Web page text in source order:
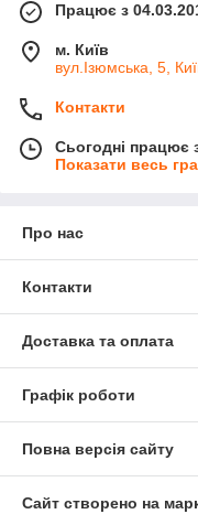
Працює з
м. Київ
вул.Ізюмська, 5,
Контакти
Сьогодні працює
Показати весь
Про нас
Контакти
Доставка та оплата
Графік роботи
Повна версія сайту
Сайт створено на